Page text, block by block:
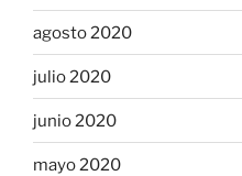
agosto 2020
julio 2020
junio 2020
mayo 2020